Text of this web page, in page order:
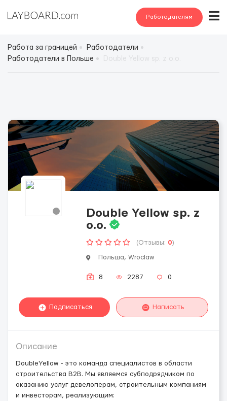
Работодателям
Работа за границей
Работодатели
Работодатели в Польше
Double Yellow sp. z
o.o.
(Отзывы: 0)
Польша, Wroclaw
8 2287 0
Подписаться Написать
Описание
DoubleYellow - это команда специалистов в области
строительства B2B. Мы являемся субподрядчиком по
оказанию услуг девелоперам, строительным компаниям
и инвесторам, реализующим: